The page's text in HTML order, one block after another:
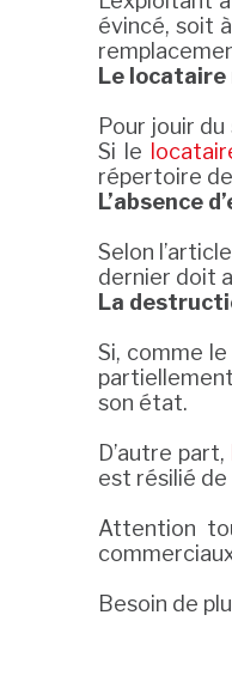
évincé, soit
Le locataire
Pour jouir
Si le
répertoire
L’absence
Selon l’article
dernier doit
La
Si, comme
son état.
D’autre part,
est résilié de
Attention
Besoin de